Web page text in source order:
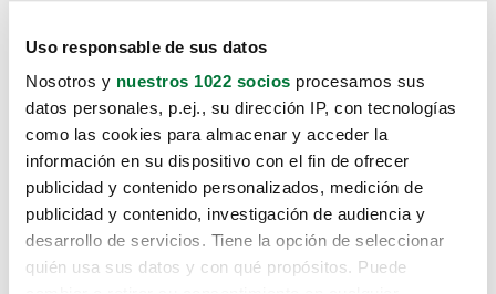
Uso responsable de sus datos
Nosotros y nuestros 1022 socios procesamos sus
datos personales, p.ej., su dirección IP, con tecnologías
como las cookies para almacenar y acceder la
información en su dispositivo con el fin de ofrecer
publicidad y contenido personalizados, medición de
publicidad y contenido, investigación de audiencia y
desarrollo de servicios. Tiene la opción de seleccionar
quién usa sus datos y con qué propósitos. Puede
Lo sentimos, no sabemos como
te hemos traido hasta aquí.
Pero puedes encontrar el coche que estás
buscando en alguno de estos enlaces: